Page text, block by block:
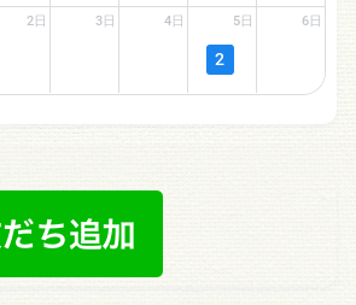
2日 3日 4日 5日
2
6日